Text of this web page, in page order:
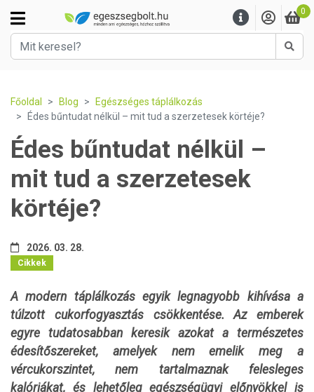
0
Főoldal Blog
Egészséges táplálkozás
Édes bűntudat nélkül – mit tud a szerzetesek körtéje?
Édes bűntudat nélkül –
mit tud a szerzetesek
körtéje?
2026. 03. 28.
Cikkek
A modern táplálkozás egyik legnagyobb kihívása a
túlzott cukorfogyasztás csökkentése. Az emberek
egyre tudatosabban keresik azokat a természetes
édesítőszereket, amelyek nem emelik meg a
vércukorszintet, nem tartalmaznak felesleges
kalóriákat, és lehetőleg egészségügyi előnyökkel is